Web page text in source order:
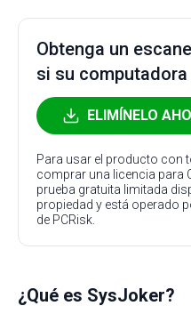
Obtenga un
si su
ELIMÍNELO
Para usar el producto con
comprar una licencia para
prueba gratuita limitada
propiedad y está operado
de PCRisk.
¿Qué es SysJoker?